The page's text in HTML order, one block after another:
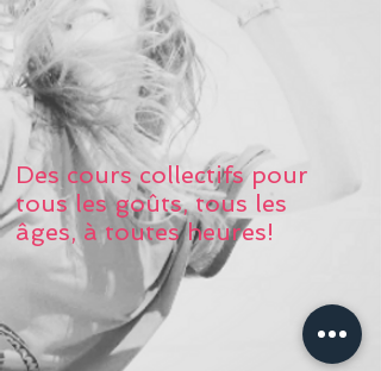
Des cours collectifs pour
tous les goûts, tous les
âges, à toutes heures!